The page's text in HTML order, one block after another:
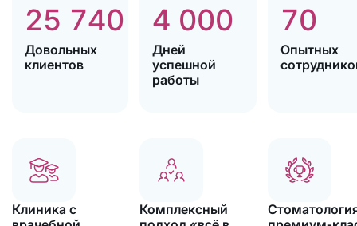
25 740
Довольных
клиентов
4 000
Дней
успешной
работы
70
Опытных
Клиника с
Комплексный